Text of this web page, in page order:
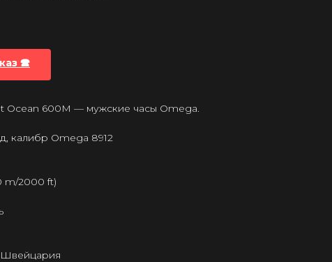
🕿
Ocean 600M — мужские часы Omega.
калибр Omega 8912
m/2000 ft)
Швейцария